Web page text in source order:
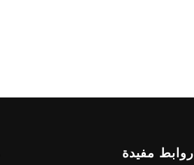
روابط مفيدة